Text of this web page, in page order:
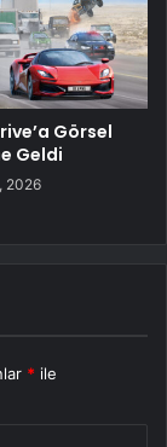
Görsel
Geldi
2026
* ile